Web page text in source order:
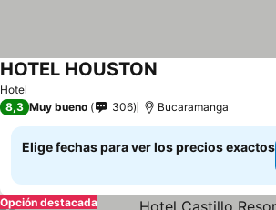
Hotel
HOTEL HOUSTON
8,3 Muy bueno 306 Bucaramanga
Elige fechas para ver los precios exactos
Opción destacada